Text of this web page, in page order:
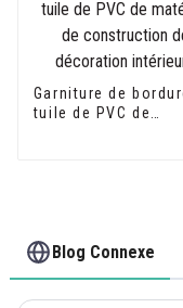
Garniture de
tuile de PVC de
Blog Connexe